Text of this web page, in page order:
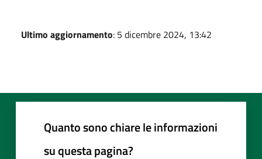
Ultimo aggiornamento: 5 dicembre 2024, 13:42
Quanto sono chiare le informazioni
su questa pagina?